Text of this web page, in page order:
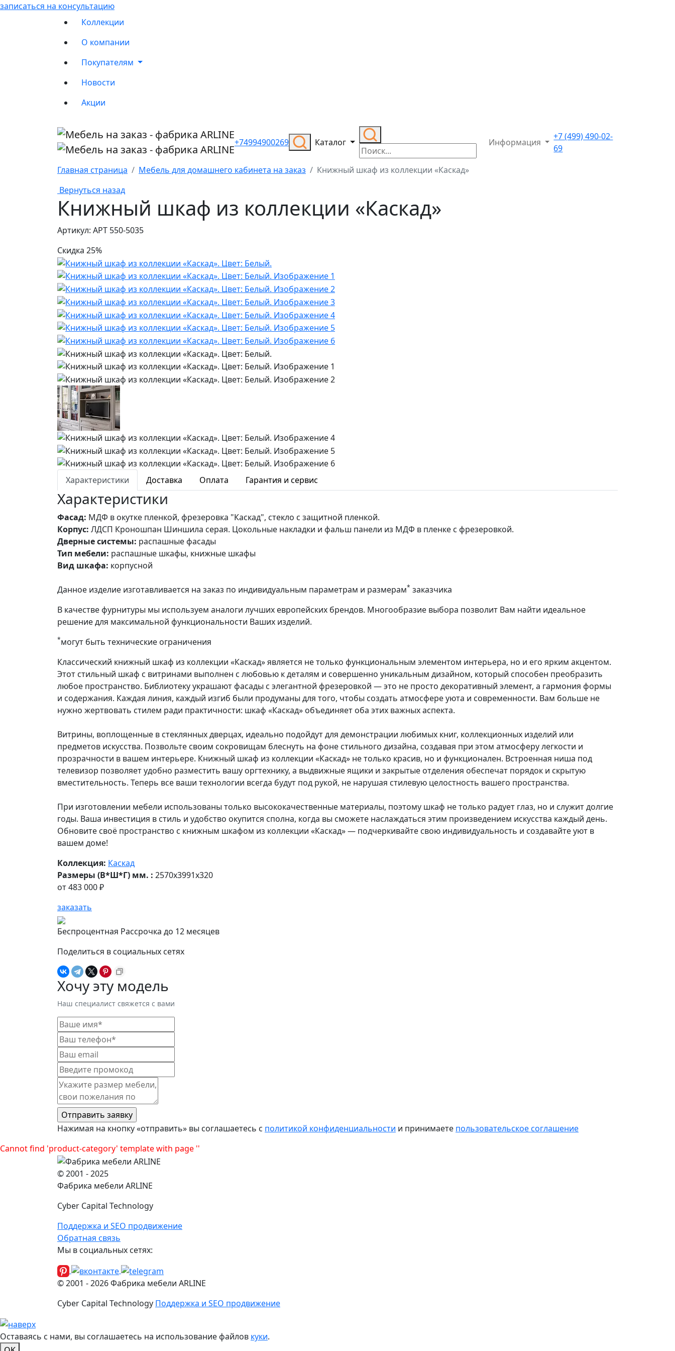
записаться на консультацию
Коллекции
О компании
Покупателям
Новости
Акции
+74994900269 Каталог Информация
+7 (499) 490-02-
69
Главная страница
Мебель для домашнего кабинета на заказ
Книжный шкаф из коллекции «Каскад»
Вернуться назад
Книжный шкаф из коллекции «Каскад»
Артикул: АРТ 550-5035
Скидка 25%
Характеристики Доставка Оплата Гарантия и сервис
Характеристики
Фасад: МДФ в окутке пленкой, фрезеровка "Каскад", стекло с защитной пленкой.
Корпус: ЛДСП Кроношпан Шиншила серая. Цокольные накладки и фальш панели из МДФ в пленке с фрезеровкой.
Дверные системы: распашные фасады
Тип мебели: распашные шкафы, книжные шкафы
Вид шкафа: корпусной
Данное изделие изготавливается на заказ по индивидуальным параметрам и размерам* заказчика
В качестве фурнитуры мы используем аналоги лучших европейских брендов. Многообразие выбора позволит Вам найти идеальное
решение для максимальной функциональности Ваших изделий.
*могут быть технические ограничения
Классический книжный шкаф из коллекции «Каскад» является не только функциональным элементом интерьера, но и его ярким акцентом.
Этот стильный шкаф с витринами выполнен с любовью к деталям и совершенно уникальным дизайном, который способен преобразить
любое пространство. Библиотеку украшают фасады с элегантной фрезеровкой — это не просто декоративный элемент, а гармония формы
и содержания. Каждая линия, каждый изгиб были продуманы для того, чтобы создать атмосфере уюта и современности. Вам больше не
нужно жертвовать стилем ради практичности: шкаф «Каскад» объединяет оба этих важных аспекта.
Витрины, воплощенные в стеклянных дверцах, идеально подойдут для демонстрации любимых книг, коллекционных изделий или
предметов искусства. Позвольте своим сокровищам блеснуть на фоне стильного дизайна, создавая при этом атмосферу легкости и
прозрачности в вашем интерьере. Книжный шкаф из коллекции «Каскад» не только красив, но и функционален. Встроенная ниша под
телевизор позволяет удобно разместить вашу оргтехнику, а выдвижные ящики и закрытые отделения обеспечат порядок и скрытую
вместительность. Теперь все ваши технологии всегда будут под рукой, не нарушая стилевую целостность вашего пространства.
При изготовлении мебели использованы только высококачественные материалы, поэтому шкаф не только радует глаз, но и служит долгие
годы. Ваша инвестиция в стиль и удобство окупится сполна, когда вы сможете наслаждаться этим произведением искусства каждый день.
Обновите своё пространство с книжным шкафом из коллекции «Каскад» — подчеркивайте свою индивидуальность и создавайте уют в
вашем доме!
Коллекция: Каскад
Размеры (В*Ш*Г) мм. : 2570х3991х320
от483 000 ₽
заказать
Беспроцентная Рассрочка до 12 месяцев
Поделиться в социальных сетях
Хочу эту модель
Наш специалист свяжется с вами
Нажимая на кнопку «отправить» вы соглашаетесь с политикой конфиденциальности и принимаете пользовательское соглашение
Cannot find 'product-category' template with page ''
© 2001 - 2025
Фабрика мебели ARLINE
Cyber Capital Technology
Поддержка и SEO продвижение
Обратная связь
Мы в социальных сетях:
© 2001 -2026Фабрика мебели ARLINE
Cyber Capital Technology Поддержка и SEO продвижение
Оставаясь с нами, вы соглашаетесь на использование файлов куки.